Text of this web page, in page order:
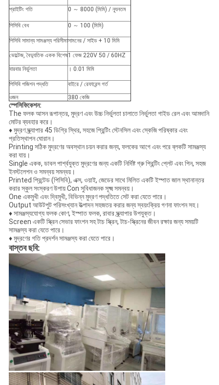
প্রাইটিং গতি 0 ～ 8000 (মিমি) / ন্যূনতম
পিসিবি বেধ 0 ～ 100 (মিমি)
পিসিবি সামান্য সামঞ্জস্য পরিসীমাসামনের / সাইড + 10 মিমি
ভোল্টেজ, বৈদ্যুতিক একক বিশেষ1 ফেজ 220V 50 / 60HZ
বারবার নির্ভুলতা
। 0.01 মিমি
পিসিবি পজিশন পদ্ধতি
বাইরে / রেফারেন্স গর্ত
ওজন
380 কেজি
স্পেসিফিকেশন:
The ফলক আসন রূপান্তর, মুদ্রণ এবং উচ্চ নির্ভুলতা চালাতে নির্ভুলতা গাইড রেল এবং আমদানি
মোটর ব্যবহার করে।
♦ মুদ্রণ স্ক্র্যাপার 45 ডিগ্রি স্থির, সহজে প্রিন্টিং স্টেনসিল এবং স্কেজি পরিষ্কার এবং
প্রতিস্থাপন ঘোরান।
Printing সঠিক মুদ্রণের অবস্থান চয়ন করার জন্য, ফলকের আগে এবং পরে ব্লকটি সামঞ্জস্য
করা যায়।
Single একক, ডাবল পার্শ্বযুক্ত মুদ্রণের জন্য একটি নির্দিষ্ট গ্রু প্রিন্টিং প্লেট এবং পিন, সহজ
ইনস্টলেশন ও সমন্বয় সমন্বয়।
Printed প্রিন্টেড (পিসিবি), এক্স, ওয়াই, জেডের সাথে মিলিত একটি ইস্পাত জাল স্থানান্তর
করার স্কুল সংস্করণ উপায় Con সুবিধাজনক সূক্ষ্ম সমন্বয়।
One একমুখী এবং দ্বিমুখী, বিভিন্ন মুদ্রণ পদ্ধতিতে সেট করা যেতে পারে।
Output আউটপুট পরিসংখ্যান উত্পাদন সহজতর করার জন্য স্বয়ংক্রিয় গণনা ফাংশন সহ।
♦ সামঞ্জস্যযোগ্য ফলক কোণ, ইস্পাত ফলক, রাবার স্ক্র্যাপার উপযুক্ত।
Screen একটি স্ক্রিন সেভার ফাংশন সহ টাচ স্ক্রিন, টাচ-স্ক্রিনের জীবন রক্ষার জন্য সময়টি
সামঞ্জস্য করা যেতে পারে।
♦ মুদ্রণের গতি প্রদর্শন সামঞ্জস্য করা যেতে পারে।
বাস্তব ছবি: